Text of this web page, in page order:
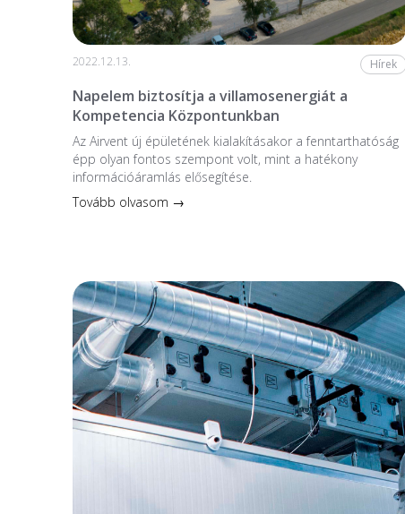
2022.12.13. Hírek
Napelem biztosítja a villamosenergiát a
Kompetencia Központunkban
Az Airvent új épületének kialakításakor a fenntarthatóság
épp olyan fontos szempont volt, mint a hatékony
információáramlás elősegítése.
Tovább olvasom →